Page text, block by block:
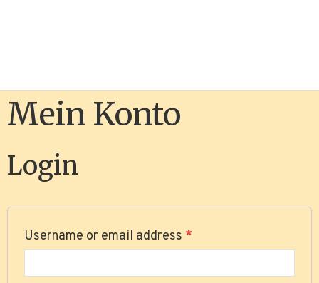
Mein Konto
Login
Username or email address *